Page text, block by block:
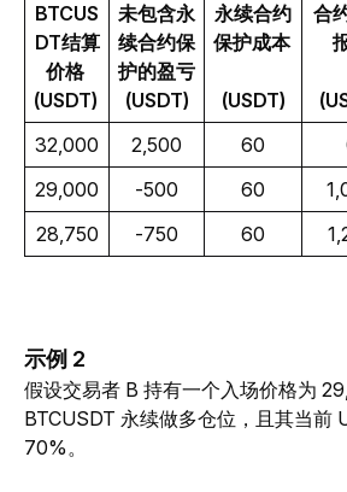
BTCUS
DT结算
价格
未包含永
续合约保
护的盈亏
(USDT)
永续合约
保护成本
(USDT)
合
32,000
2,500 60
29,000
-500 60
28,750
-750 60
示例 2
假设交易者 B 持有一个入场价格为
BTCUSDT 永续做多仓位，且其当前
70%。